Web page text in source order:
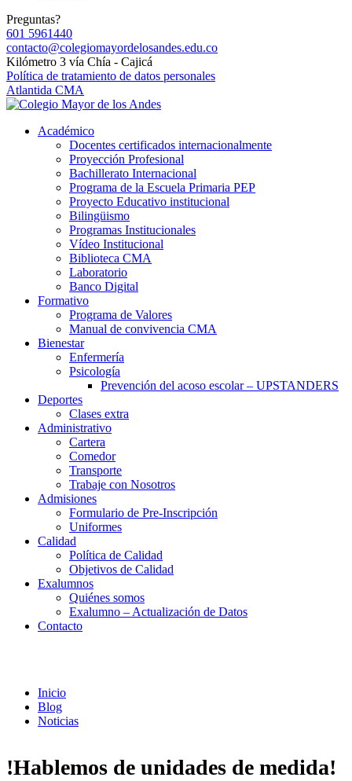
Preguntas?
601 5961440
contacto@colegiomayordelosandes.edu.co
Kilómetro 3 vía Chía - Cajicá
Política de tratamiento de datos personales
Atlantida CMA
Académico
Docentes certificados internacionalmente
Proyección Profesional
Bachillerato Internacional
Programa de la Escuela Primaria PEP
Proyecto Educativo institucional
Bilingüismo
Programas Institucionales
Vídeo Institucional
Biblioteca CMA
Laboratorio
Banco Digital
Formativo
Programa de Valores
Manual de convivencia CMA
Bienestar
Enfermería
Psicología
Prevención del acoso escolar – UPSTANDERS
Deportes
Clases extra
Administrativo
Cartera
Comedor
Transporte
Trabaje con Nosotros
Admisiones
Formulario de Pre-Inscripción
Uniformes
Calidad
Política de Calidad
Objetivos de Calidad
Exalumnos
Quiénes somos
Exalumno – Actualización de Datos
Contacto
Inicio
Blog
Noticias
!Hablemos de unidades de medida!